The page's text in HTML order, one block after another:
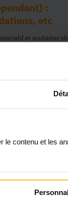
le contenu et les
:
etc
et souhaitez
au nom de
professionnel et ainsi
de la plateforme
de
compte individuel